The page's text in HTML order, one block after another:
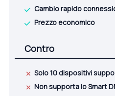
Cambio rapido
Prezzo economico
Contro
Solo 10 dispositivi
Non supporta lo Smart